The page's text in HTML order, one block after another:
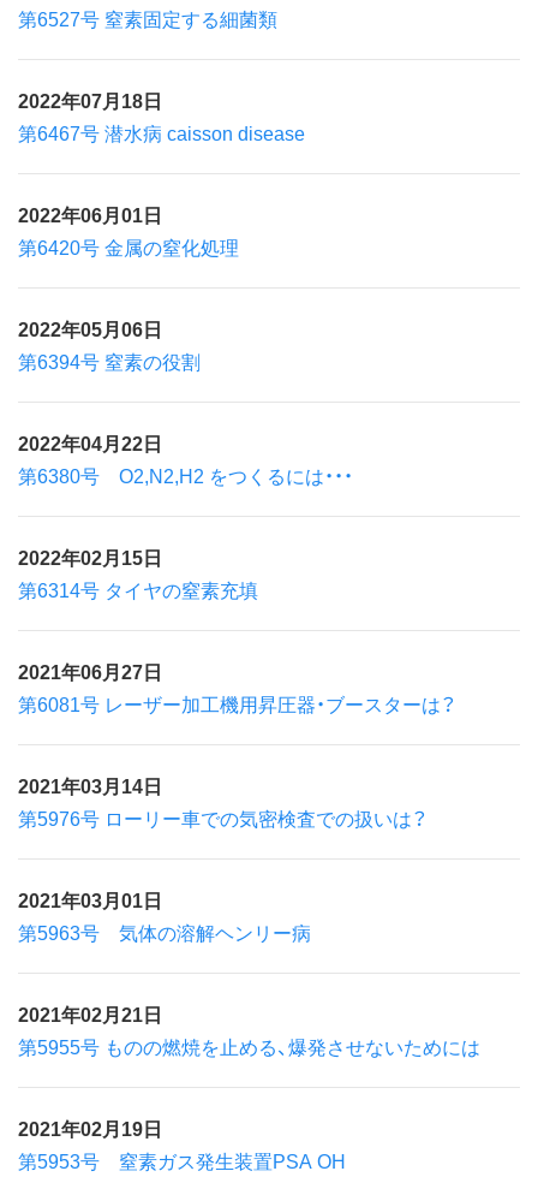
第6527号 窒素固定する細菌類
2022年07月18日
第6467号 潜水病 caisson disease
2022年06月01日
第6420号 金属の窒化処理
2022年05月06日
第6394号 窒素の役割
2022年04月22日
第6380号 O2,N2,H2 をつくるには・・・
2022年02月15日
第6314号 タイヤの窒素充填
2021年06月27日
第6081号 レーザー加工機用昇圧器・ブースターは？
2021年03月14日
第5976号 ローリー車での気密検査での扱いは？
2021年03月01日
第5963号 気体の溶解ヘンリー病
2021年02月21日
第5955号 ものの燃焼を止める、爆発させないためには
2021年02月19日
第5953号 窒素ガス発生装置PSA OH